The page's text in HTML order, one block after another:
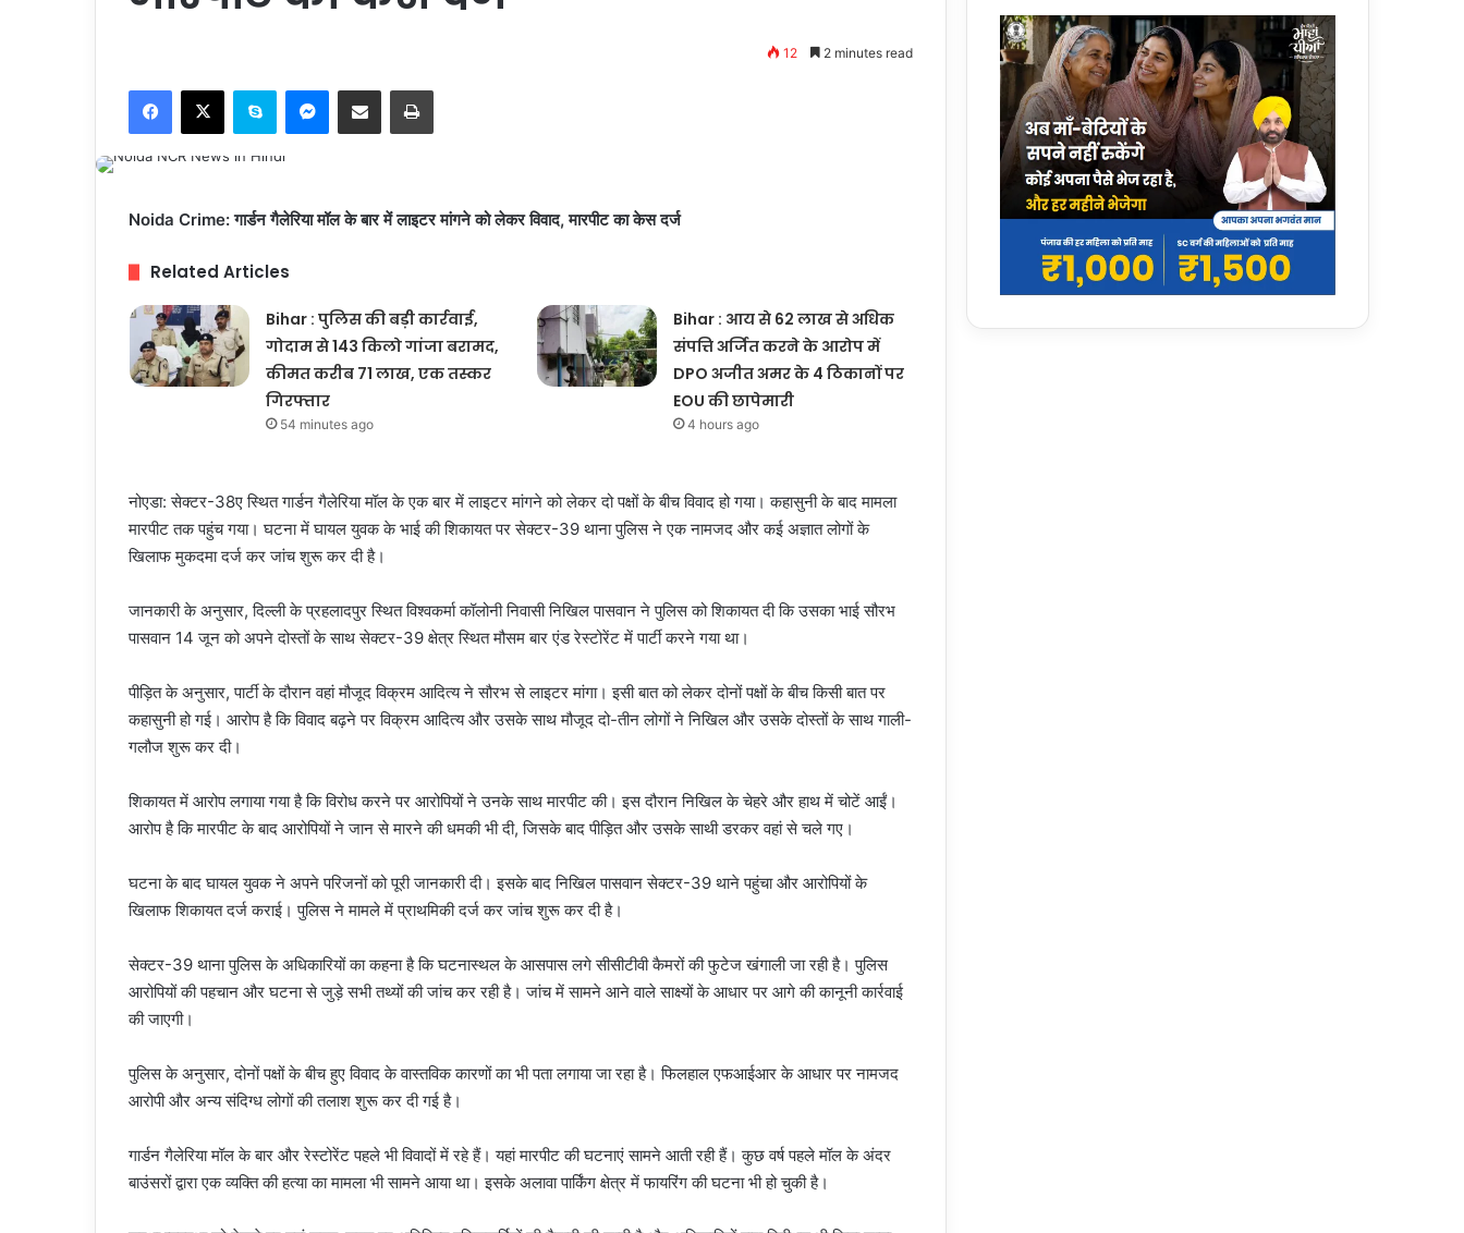
12 2 minutes read
Facebook
X Skype Messenger
Share via Email Print
Noida Crime: गार्डन गैलेरिया मॉल के बार में लाइटर मांगने को लेकर विवाद, मारपीट का केस दर्ज
Related Articles
Bihar : पुलिस की बड़ी कार्रवाई,
गोदाम से 143 किलो गांजा बरामद,
कीमत करीब 71 लाख, एक तस्कर
गिरफ्तार
54 minutes ago
Bihar : आय से 62 लाख से अधिक
संपत्ति अर्जित करने के आरोप में
DPO अजीत अमर के 4 ठिकानों पर
EOU की छापेमारी
4 hours ago
नोएडा: सेक्टर-38ए स्थित गार्डन गैलेरिया मॉल के एक बार में लाइटर मांगने को लेकर दो पक्षों के बीच विवाद हो गया। कहासुनी के बाद मामला
मारपीट तक पहुंच गया। घटना में घायल युवक के भाई की शिकायत पर सेक्टर-39 थाना पुलिस ने एक नामजद और कई अज्ञात लोगों के
खिलाफ मुकदमा दर्ज कर जांच शुरू कर दी है।
जानकारी के अनुसार, दिल्ली के प्रहलादपुर स्थित विश्वकर्मा कॉलोनी निवासी निखिल पासवान ने पुलिस को शिकायत दी कि उसका भाई सौरभ
पासवान 14 जून को अपने दोस्तों के साथ सेक्टर-39 क्षेत्र स्थित मौसम बार एंड रेस्टोरेंट में पार्टी करने गया था।
पीड़ित के अनुसार, पार्टी के दौरान वहां मौजूद विक्रम आदित्य ने सौरभ से लाइटर मांगा। इसी बात को लेकर दोनों पक्षों के बीच किसी बात पर
कहासुनी हो गई। आरोप है कि विवाद बढ़ने पर विक्रम आदित्य और उसके साथ मौजूद दो-तीन लोगों ने निखिल और उसके दोस्तों के साथ गाली-
गलौज शुरू कर दी।
शिकायत में आरोप लगाया गया है कि विरोध करने पर आरोपियों ने उनके साथ मारपीट की। इस दौरान निखिल के चेहरे और हाथ में चोटें आईं।
आरोप है कि मारपीट के बाद आरोपियों ने जान से मारने की धमकी भी दी, जिसके बाद पीड़ित और उसके साथी डरकर वहां से चले गए।
घटना के बाद घायल युवक ने अपने परिजनों को पूरी जानकारी दी। इसके बाद निखिल पासवान सेक्टर-39 थाने पहुंचा और आरोपियों के
खिलाफ शिकायत दर्ज कराई। पुलिस ने मामले में प्राथमिकी दर्ज कर जांच शुरू कर दी है।
सेक्टर-39 थाना पुलिस के अधिकारियों का कहना है कि घटनास्थल के आसपास लगे सीसीटीवी कैमरों की फुटेज खंगाली जा रही है। पुलिस
आरोपियों की पहचान और घटना से जुड़े सभी तथ्यों की जांच कर रही है। जांच में सामने आने वाले साक्ष्यों के आधार पर आगे की कानूनी कार्रवाई
की जाएगी।
पुलिस के अनुसार, दोनों पक्षों के बीच हुए विवाद के वास्तविक कारणों का भी पता लगाया जा रहा है। फिलहाल एफआईआर के आधार पर नामजद
आरोपी और अन्य संदिग्ध लोगों की तलाश शुरू कर दी गई है।
गार्डन गैलेरिया मॉल के बार और रेस्टोरेंट पहले भी विवादों में रहे हैं। यहां मारपीट की घटनाएं सामने आती रही हैं। कुछ वर्ष पहले मॉल के अंदर
बाउंसरों द्वारा एक व्यक्ति की हत्या का मामला भी सामने आया था। इसके अलावा पार्किंग क्षेत्र में फायरिंग की घटना भी हो चुकी है।